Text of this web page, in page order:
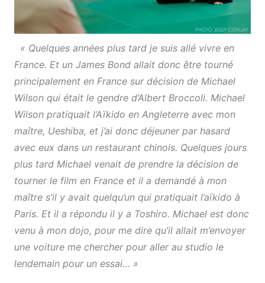
« Quelques années plus tard je suis allé vivre en
France. Et un James Bond allait donc être tourné
principalement en France sur décision de Michael
Wilson qui était le gendre d’Albert Broccoli. Michael
Wilson pratiquait l’Aïkido en Angleterre avec mon
maître, Ueshiba, et j’ai donc déjeuner par hasard
avec eux dans un restaurant chinois. Quelques jours
plus tard Michael venait de prendre la décision de
tourner le film en France et il a demandé à mon
maître s’il y avait quelqu’un qui pratiquait l’aïkido à
Paris. Et il a répondu il y a Toshiro. Michael est donc
venu à mon dojo, pour me dire qu’il allait m’envoyer
une voiture me chercher pour aller au studio le
lendemain pour un essai… »